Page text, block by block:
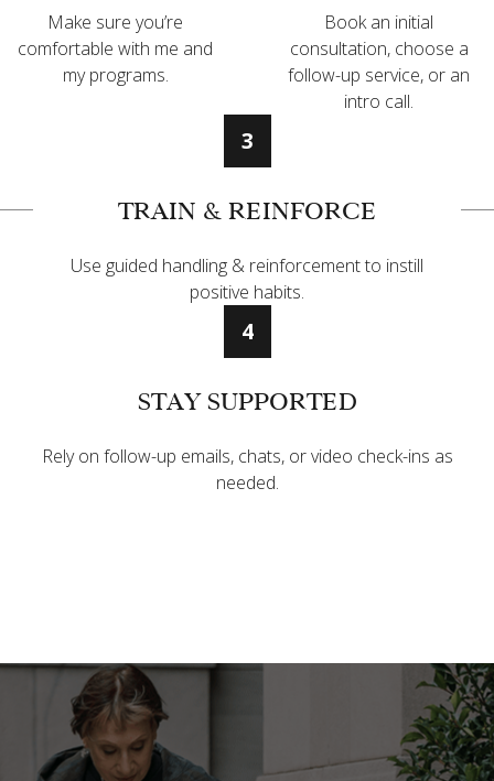
Make sure you’re
comfortable with me and
my programs.
Book an initial
consultation, choose a
follow-up service, or an
intro call.
3
TRAIN & REINFORCE
Use guided handling & reinforcement to instill
positive habits.
4
STAY SUPPORTED
Rely on follow-up emails, chats, or video check-ins as
needed.